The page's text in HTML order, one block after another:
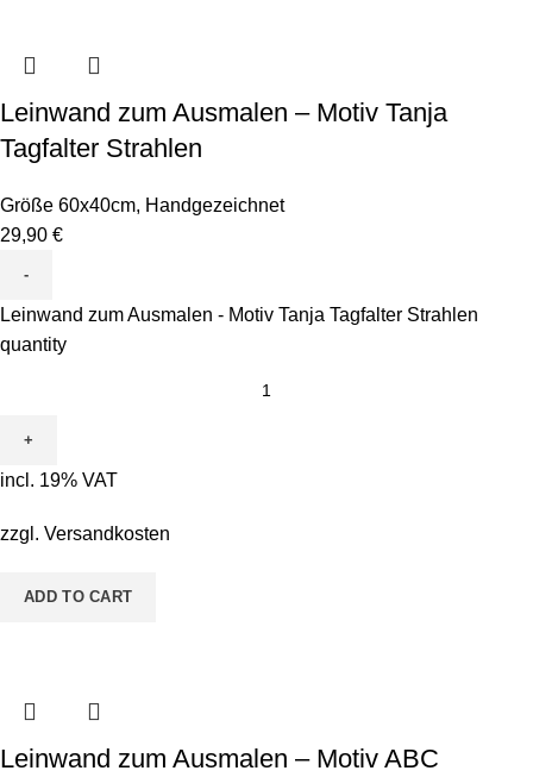
Leinwand zum Ausmalen – Motiv Tanja
Tagfalter Strahlen
Größe 60x40cm, Handgezeichnet
29,90 €
Leinwand zum Ausmalen - Motiv Tanja Tagfalter Strahlen
quantity
incl. 19% VAT
zzgl. Versandkosten
ADD TO CART
Leinwand zum Ausmalen – Motiv ABC